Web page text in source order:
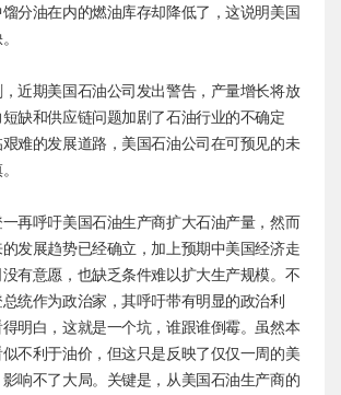
分油在内的燃油库存却降低了，这说明美国
近期美国石油公司发出警告，产量增长将放
缺和供应链问题加剧了石油行业的不确定
难的发展道路，美国石油公司在可预见的未
再呼吁美国石油生产商扩大石油产量，然而
发展趋势已经确立，加上预期中美国经济走
有意愿，也缺乏条件难以扩大生产规模。不
统作为政治家，其呼吁带有明显的政治利
明白，这就是一个坑，谁跟谁倒霉。虽然本
不利于油价，但这只是反映了仅仅一周的美
响不了大局。关键是，从美国石油生产商的